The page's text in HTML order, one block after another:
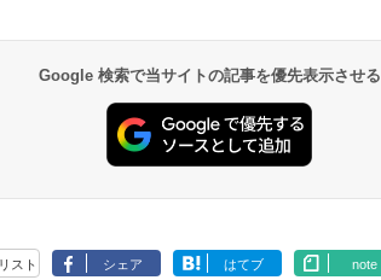
Google 検索で当サイトの記事を優先表示させる
リスト シェア はてブ note